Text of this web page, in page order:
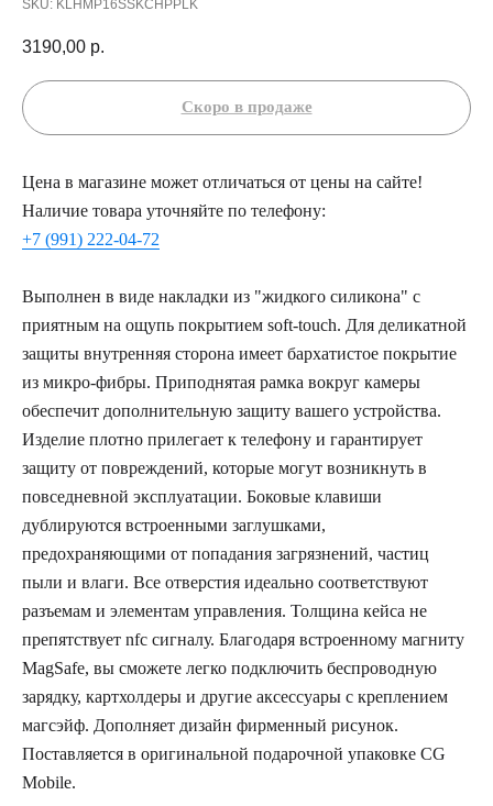
SKU: KLHMP16SSKCHPPLK
3190,00 р.
Цена в магазине может отличаться от цены на сайте!
Наличие товара уточняйте по телефону:
+7 (991) 222-04-72
Выполнен в виде накладки из "жидкого силикона" с
приятным на ощупь покрытием soft-touch. Для деликатной
защиты внутренняя сторона имеет бархатистое покрытие
из микро-фибры. Приподнятая рамка вокруг камеры
обеспечит дополнительную защиту вашего устройства.
Изделие плотно прилегает к телефону и гарантирует
защиту от повреждений, которые могут возникнуть в
повседневной эксплуатации. Боковые клавиши
дублируются встроенными заглушками,
предохраняющими от попадания загрязнений, частиц
пыли и влаги. Все отверстия идеально соответствуют
разъемам и элементам управления. Толщина кейса не
препятствует nfc сигналу. Благодаря встроенному магниту
MagSafe, вы сможете легко подключить беспроводную
зарядку, картхолдеры и другие аксессуары с креплением
магсэйф. Дополняет дизайн фирменный рисунок.
Поставляется в оригинальной подарочной упаковке CG
Mobile.